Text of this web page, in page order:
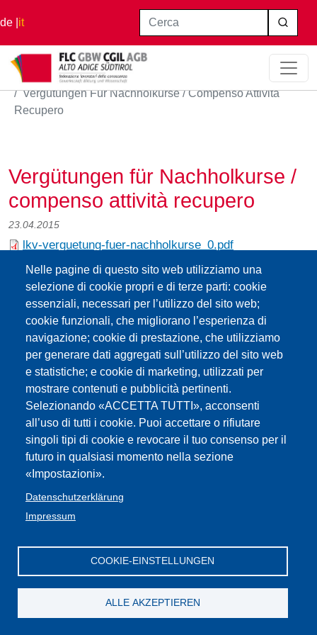
Salta al contenuto principale
de it
Nelle pagine di questo sito web utilizziamo una
selezione di cookie propri e di terze parti: cookie
essenziali, necessari per l’utilizzo del sito web;
cookie funzionali, che migliorano l’esperienza di
navigazione; cookie di prestazione, che utilizziamo
per generare dati aggregati sull’utilizzo del sito web
e statistiche; e cookie di marketing, utilizzati per
mostrare contenuti e pubblicità pertinenti.
Selezionando «ACCETTA TUTTI», acconsenti
all’uso di tutti i cookie. Puoi accettare o rifiutare
singoli tipi di cookie e revocare il tuo consenso per il
futuro in qualsiasi momento nella sezione
«Impostazioni».
Datenschutzerklärung
Impressum
COOKIE-EINSTELLUNGEN
ALLE AKZEPTIEREN
Cerca
Home
Vergütungen Für Nachholkurse / Compenso Attività
Recupero
Vergütungen für Nachholkurse /
compenso attività recupero
23.04.2015
lkv-verguetung-fuer-nachholkurse_0.pdf
Impressum
Web-
Seite :Cookies
Privacy
FLC /GBW Federazione
Lavoratori della Conoscenza Alto Adige
Privacy